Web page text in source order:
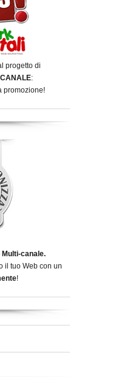
progetto di
CANALE:
promozione!
canale.
il tuo Web con un
!